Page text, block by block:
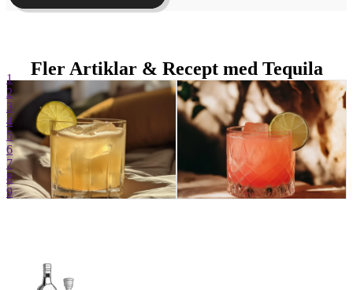
Fler Artiklar & Recept med Tequila
1
2
3
4
5
6
7
8
9